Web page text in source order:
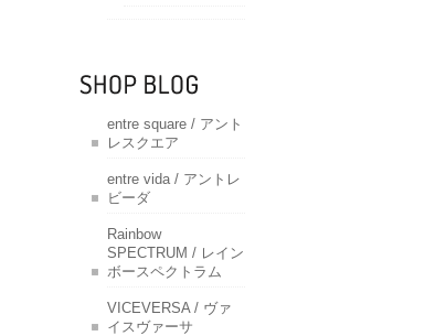
entre square / アント
レスクエア
entre vida / アントレ
ビーダ
Rainbow
SPECTRUM / レイン
ボースペクトラム
VICEVERSA / ヴァ
イスヴァーサ